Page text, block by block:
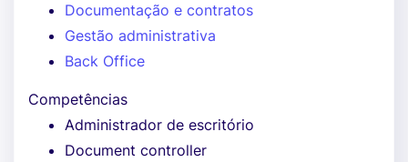
Documentação e contratos
Gestão administrativa
Back Office
Competências
Administrador de escritório
Document controller